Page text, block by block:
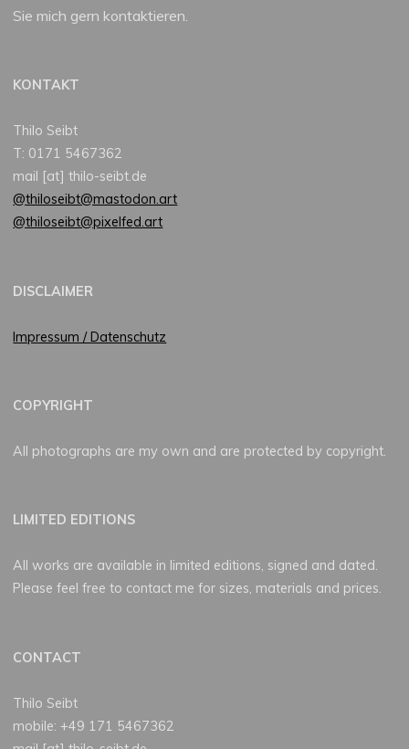
Sie mich gern kontaktieren.
KONTAKT
Thilo Seibt
T: 0171 5467362
mail [at] thilo-seibt.de
@thiloseibt@mastodon.art
@thiloseibt@pixelfed.art
DISCLAIMER
Impressum / Datenschutz
COPYRIGHT
All photographs are my own and are protected by copyright.
LIMITED EDITIONS
All works are available in limited editions, signed and dated.
Please feel free to contact me for sizes, materials and prices.
CONTACT
Thilo Seibt
mobile: +49 171 5467362